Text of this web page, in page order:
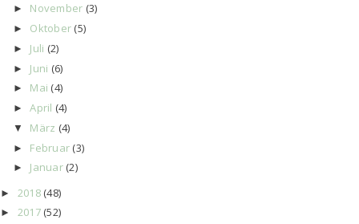
► November (3)
► Oktober (5)
► Juli (2)
► Juni (6)
► Mai (4)
►April (4)
▼ März (4)
► Februar (3)
► Januar (2)
► 2018 (48)
► 2017 (52)